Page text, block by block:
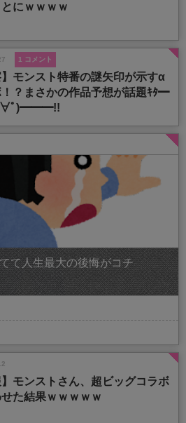
にｗｗｗｗ
1 コメント
】モンスト特番の謎矢印が示すα
！？まさかの作品予想が話題ｷﾀ━
ﾟ)━━━!!
て人生最大の後悔がコチ
】モンストさん、超ビッグコラボ
た結果ｗｗｗｗｗ